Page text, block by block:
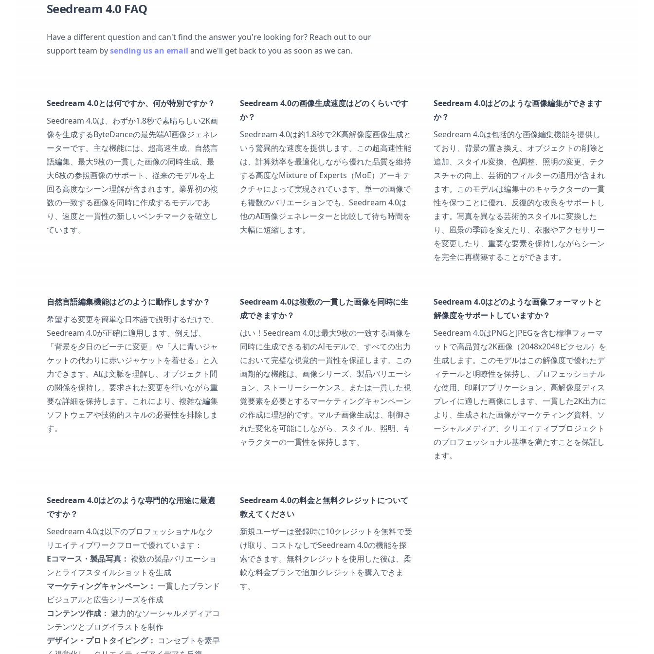
Seedream 4.0 FAQ
Have a different question and can't find the answer you're looking for? Reach out to our
support team bysending us an email and we'll get back to you as soon as we can.
Seedream 4.0とは何ですか、何が特別ですか？
Seedream 4.0は、わずか1.8秒で素晴らしい2K画
像を生成するByteDanceの最先端AI画像ジェネレ
ーターです。主な機能には、超高速生成、自然言
語編集、最大9枚の一貫した画像の同時生成、最
大6枚の参照画像のサポート、従来のモデルを上
回る高度なシーン理解が含まれます。業界初の複
数の一致する画像を同時に作成するモデルであ
り、速度と一貫性の新しいベンチマークを確立し
ています。
Seedream 4.0の画像生成速度はどのくらいです
か？
Seedream 4.0は約1.8秒で2K高解像度画像生成と
いう驚異的な速度を提供します。この超高速性能
は、計算効率を最適化しながら優れた品質を維持
する高度なMixture of Experts（MoE）アーキテ
クチャによって実現されています。単一の画像で
も複数のバリエーションでも、Seedream 4.0は
他のAI画像ジェネレーターと比較して待ち時間を
大幅に短縮します。
Seedream 4.0はどのような画像編集ができます
か？
Seedream 4.0は包括的な画像編集機能を提供し
ており、背景の置き換え、オブジェクトの削除と
追加、スタイル変換、色調整、照明の変更、テク
スチャの向上、芸術的フィルターの適用が含まれ
ます。このモデルは編集中のキャラクターの一貫
性を保つことに優れ、反復的な改良をサポートし
ます。写真を異なる芸術的スタイルに変換した
り、風景の季節を変えたり、衣服やアクセサリー
を変更したり、重要な要素を保持しながらシーン
を完全に再構築することができます。
自然言語編集機能はどのように動作しますか？
希望する変更を簡単な日本語で説明するだけで、
Seedream 4.0が正確に適用します。例えば、
「背景を夕日のビーチに変更」や「人に青いジャ
ケットの代わりに赤いジャケットを着せる」と入
力できます。AIは文脈を理解し、オブジェクト間
の関係を保持し、要求された変更を行いながら重
要な詳細を保持します。これにより、複雑な編集
ソフトウェアや技術的スキルの必要性を排除しま
す。
Seedream 4.0は複数の一貫した画像を同時に生
成できますか？
はい！Seedream 4.0は最大9枚の一致する画像を
同時に生成できる初のAIモデルで、すべての出力
において完璧な視覚的一貫性を保証します。この
画期的な機能は、画像シリーズ、製品バリエーシ
ョン、ストーリーシーケンス、または一貫した視
覚要素を必要とするマーケティングキャンペーン
の作成に理想的です。マルチ画像生成は、制御さ
れた変化を可能にしながら、スタイル、照明、キ
ャラクターの一貫性を保持します。
Seedream 4.0はどのような画像フォーマットと
解像度をサポートしていますか？
Seedream 4.0はPNGとJPEGを含む標準フォーマ
ットで高品質な2K画像（2048x2048ピクセル）を
生成します。このモデルはこの解像度で優れたデ
ィテールと明瞭性を保持し、プロフェッショナル
な使用、印刷アプリケーション、高解像度ディス
プレイに適した画像にします。一貫した2K出力に
より、生成された画像がマーケティング資料、ソ
ーシャルメディア、クリエイティブプロジェクト
のプロフェッショナル基準を満たすことを保証し
ます。
Seedream 4.0はどのような専門的な用途に最適
ですか？
Seedream 4.0は以下のプロフェッショナルなク
リエイティブワークフローで優れています：
Eコマース・製品写真： 複数の製品バリエーショ
ンとライフスタイルショットを生成
マーケティングキャンペーン： 一貫したブランド
ビジュアルと広告シリーズを作成
コンテンツ作成： 魅力的なソーシャルメディアコ
ンテンツとブログイラストを制作
デザイン・プロトタイピング： コンセプトを素早
Seedream 4.0の料金と無料クレジットについて
教えてください
新規ユーザーは登録時に10クレジットを無料で受
け取り、コストなしでSeedream 4.0の機能を探
索できます。無料クレジットを使用した後は、柔
軟な料金プランで追加クレジットを購入できま
す。